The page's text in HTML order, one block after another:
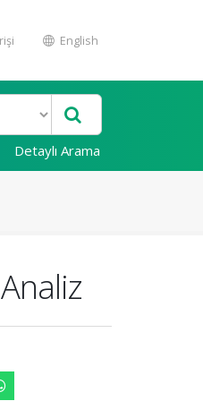
English
Detaylı Arama